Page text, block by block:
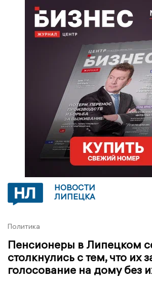
НОВОСТИ
ЛИПЕЦКА
Политика
Пенсионеры в Липецком
столкнулись с тем, что их
голосование на дому без